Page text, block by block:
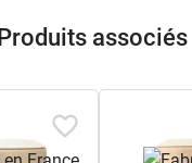
Produits associés